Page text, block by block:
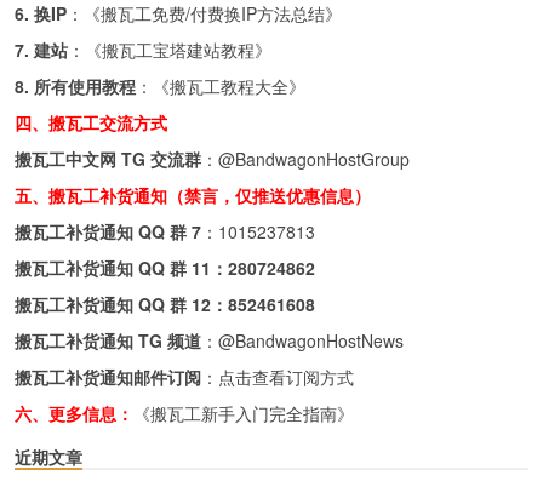
6. 换IP ：《搬瓦工免费/付费换IP方法总结》
7. 建站 ：《搬瓦工宝塔建站教程》
8. 所有使用教程 ：《搬瓦工教程大全》
四、搬瓦工交流方式
搬瓦工中文网 TG 交流群 ： @BandwagonHostGroup
五、搬瓦工补货通知（禁言，仅推送优惠信息）
搬瓦工补货通知 QQ 群 7 ： 1015237813
搬瓦工补货通知 QQ 群 11： 280724862
搬瓦工补货通知 QQ 群 12： 852461608
搬瓦工补货通知 TG 频道 ： @BandwagonHostNews
搬瓦工补货通知邮件订阅 ： 点击查看订阅方式
六、更多信息：
《搬瓦工新手入门完全指南》
近期文章